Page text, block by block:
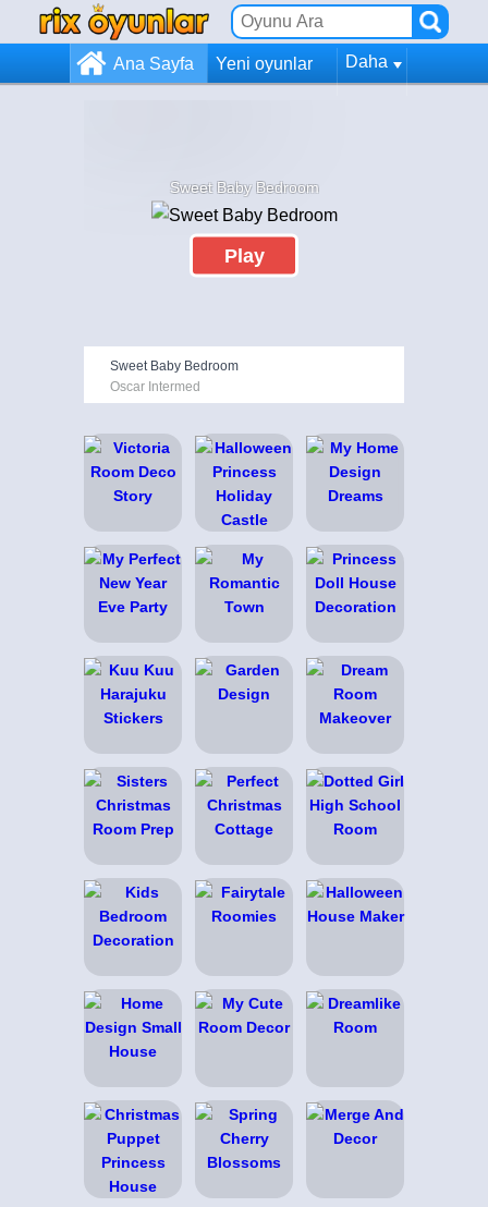
Ana Sayfa Yeni oyunlar Daha
Sweet Baby Bedroom
Play
Sweet Baby Bedroom
Oscar Intermed